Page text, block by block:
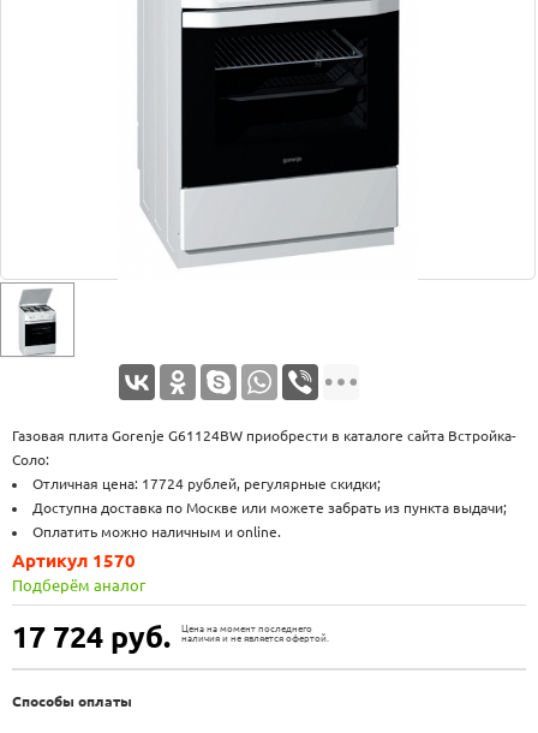
Газовая плита Gorenje G61124BW приобрести в каталоге сайта Встройка-
Соло:
Отличная цена: 17724 рублей, регулярные скидки;
Доступна доставка по Москве или можете забрать из пункта выдачи;
Оплатить можно наличным и online.
17 724 руб.
Цена на момент последнего
наличия и не является офертой.
Артикул 1570
Подберём аналог
Способы оплаты